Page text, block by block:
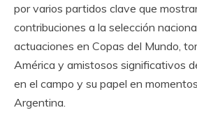
por varios partidos clave que
contribuciones a la selección
actuaciones en Copas del Mundo,
América y amistosos significativos
en el campo y su papel en
Argentina.